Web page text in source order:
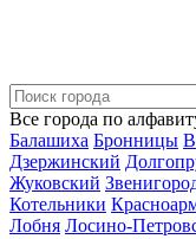
Все города по
Балашиха Бронницы
Дзержинский
Жуковский
Котельники
Лобня Лосино-